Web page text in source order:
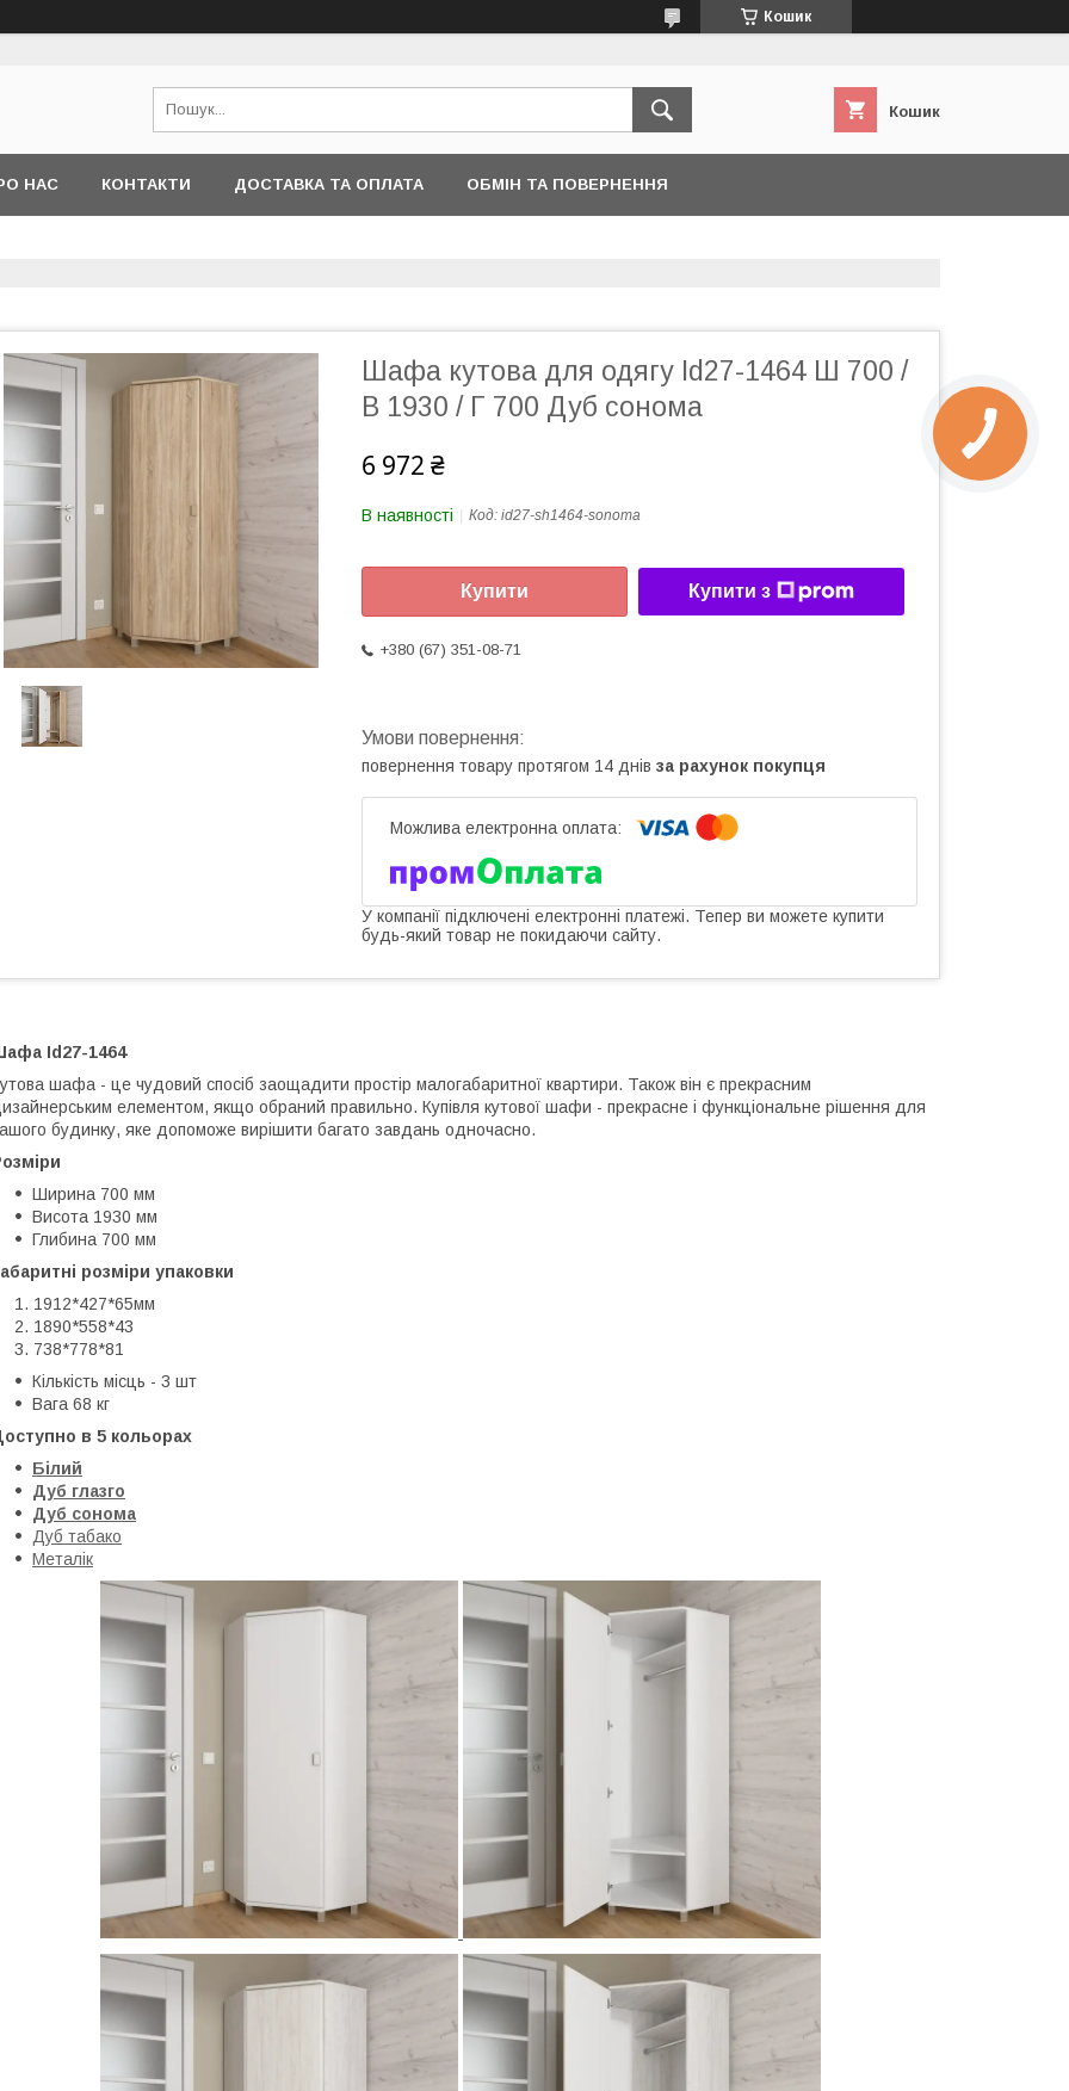
Кошик
Кошик
НАС КОНТАКТИ ДОСТАВКА ТА ОПЛАТА ОБМІН ТА ПОВЕРНЕННЯ
Шафа кутова для одягу Id27-1464 Ш 700 /
В 1930 / Г 700 Дуб сонома
6 972 ₴
В наявності Код: id27-sh1464-sonoma
Купити Купити з
+380 (67) 351-08-71
повернення товару протягом 14 днів за рахунок покупця
У компанії підключені електронні платежі. Тепер ви можете купити
будь-який товар не покидаючи сайту.
Id27-1464
шафа - це чудовий спосіб заощадити простір малогабаритної квартири. Також він є прекрасним
елементом, якщо обраний правильно. Купівля кутової шафи - прекрасне і функціональне рішення для
будинку, яке допоможе вирішити багато завдань одночасно.
Ширина 700 мм
Висота 1930 мм
Глибина 700 мм
розміри упаковки
1912*427*65мм
1890*558*43
738*778*81
Кількість місць - 3 шт
Вага 68 кг
в 5 кольорах
Білий
Дуб глазго
Дуб сонома
Дуб табако
Металік